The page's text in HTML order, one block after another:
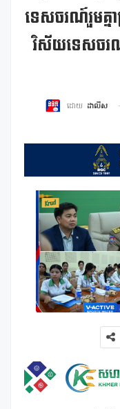
ទេសចរណ៍រួមគ្ន
វិស័យទេសចរណ៍
ដោយ ដាលីស